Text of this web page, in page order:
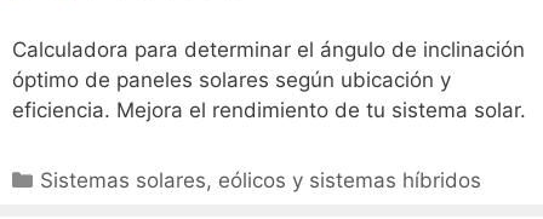
Calculadora para determinar el ángulo de inclinación
óptimo de paneles solares según ubicación y
eficiencia. Mejora el rendimiento de tu sistema solar.
Categorías
Sistemas solares, eólicos y sistemas híbridos